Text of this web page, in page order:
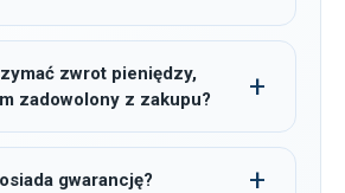
zwrot pieniędzy,
zadowolony z zakupu?
gwarancję?